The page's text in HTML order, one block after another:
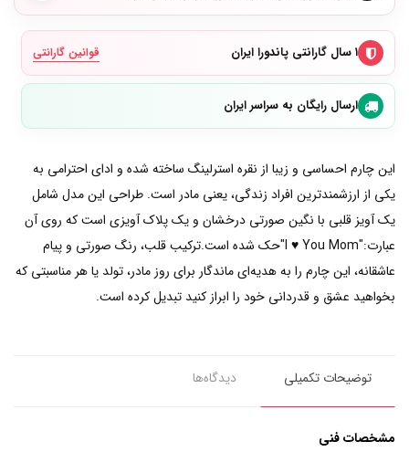
۱ سال گارانتی پاندورا ایران قوانین گارانتی
ارسال رایگان به سراسر ایران
این چارم احساسی و زیبا از نقره استرلینگ ساخته شده و ادای احترامی به
یکی از ارزشمندترین افراد زندگی، یعنی مادر است. طراحی این مدل شامل
یک آویز قلبی با نگین صورتی درخشان و یک پلاک آویزی است که روی آن
عبارت:"I ♥ You Mom"حک شده است.ترکیب قلب، رنگ صورتی و پیام
عاشقانه، این چارم را به هدیه‌ای ماندگار برای روز مادر، تولد یا هر مناسبتی که
بخواهید عشق و قدردانی خود را ابراز کنید تبدیل کرده است.
توضیحات تکمیلی دیدگاه‌ها
مشخصات فنی